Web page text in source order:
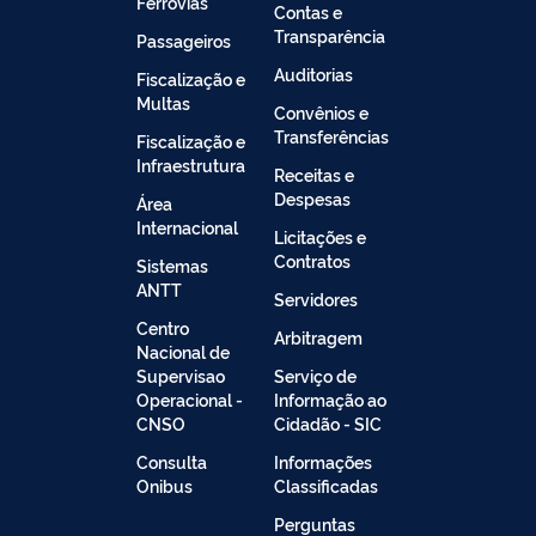
Passageiros
Fiscalização e
Multas
Fiscalização e
Infraestrutura
Área
Internacional
Sistemas
ANTT
Centro
Nacional de
Supervisao
Operacional -
CNSO
Consulta
Onibus
Contas e
Transparência
Auditorias
Convênios e
Transferências
Receitas e
Despesas
Licitações e
Contratos
Servidores
Arbitragem
Serviço de
Informação ao
Cidadão - SIC
Informações
Classificadas
Perguntas